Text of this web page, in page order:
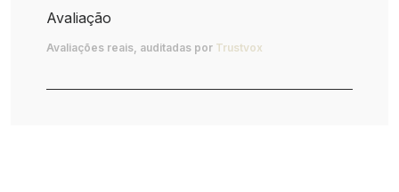
Avaliação
Avaliações reais, auditadas por Trustvox